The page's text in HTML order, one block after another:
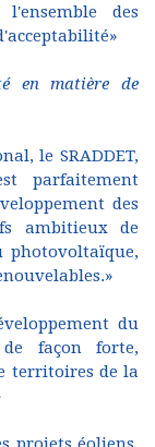
des
en matière de
le SRADDET,
parfaitement
des
ambitieux de
photovoltaïque,
du
façon forte,
territoires de la